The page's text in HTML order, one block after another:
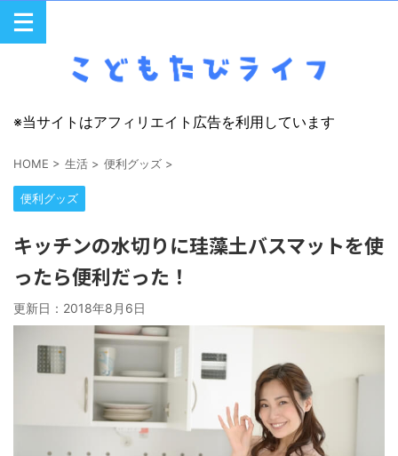
※当サイトはアフィリエイト広告を利用しています
HOME > 生活 > 便利グッズ >
便利グッズ
キッチンの水切りに珪藻土バスマットを使
ったら便利だった！
更新日： 2018年8月6日